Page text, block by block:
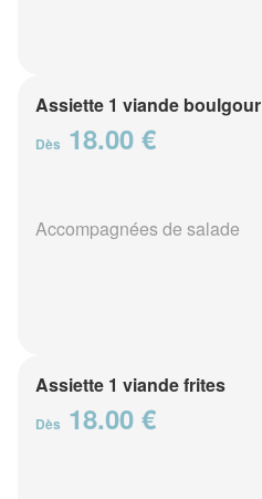
Assiette 1 viande boulgour
Dès 18.00 €
Accompagnées de salade
Assiette 1 viande frites
Dès 18.00 €